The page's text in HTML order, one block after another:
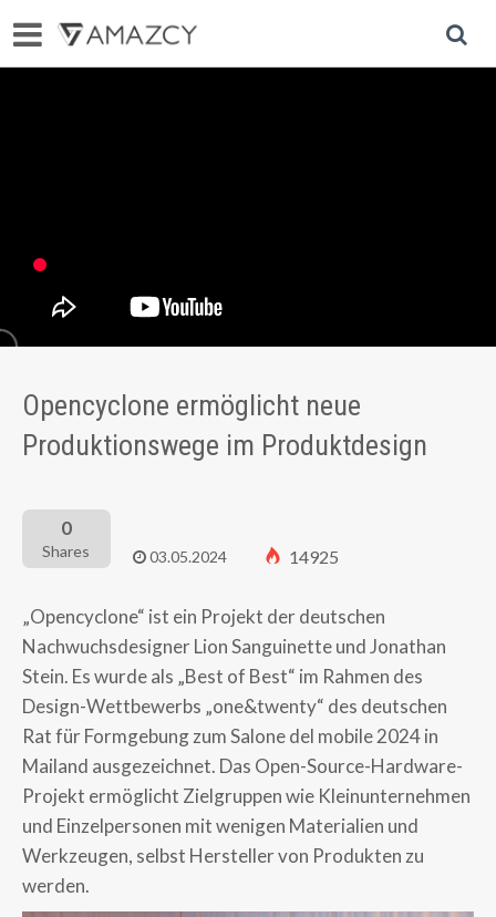
Opencyclone ermöglicht neue
Produktionswege im Produktdesign
0
Shares 03.05.2024 14925
„Opencyclone“ ist ein Projekt der deutschen
Nachwuchsdesigner Lion Sanguinette und Jonathan
Stein. Es wurde als „Best of Best“ im Rahmen des
Design-Wettbewerbs „one&twenty“ des deutschen
Rat für Formgebung zum Salone del mobile 2024 in
Mailand ausgezeichnet. Das Open-Source-Hardware-
Projekt ermöglicht Zielgruppen wie Kleinunternehmen
und Einzelpersonen mit wenigen Materialien und
Werkzeugen, selbst Hersteller von Produkten zu
werden.